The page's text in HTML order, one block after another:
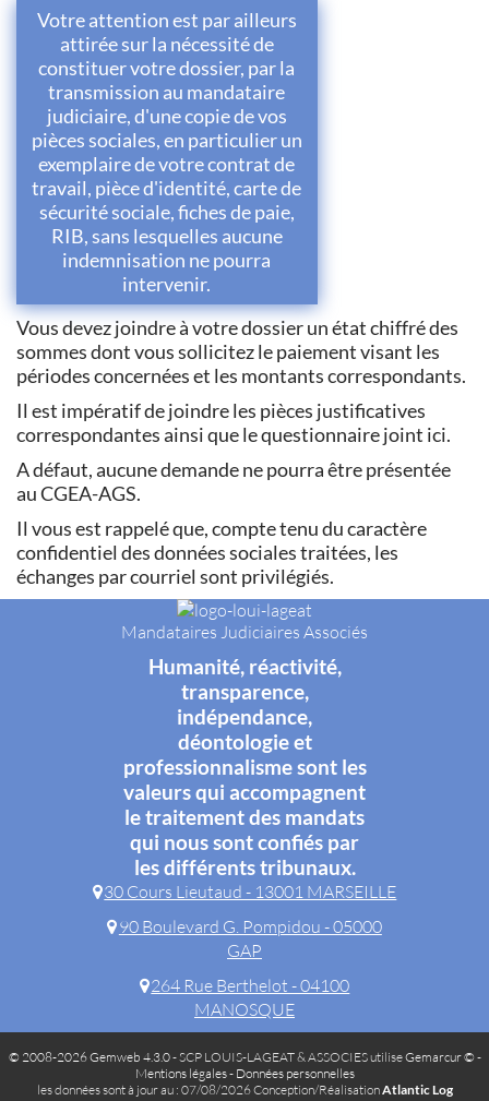
Votre attention est par ailleurs
attirée sur la nécessité de
constituer votre dossier, par la
transmission au mandataire
judiciaire, d'une copie de vos
pièces sociales, en particulier un
exemplaire de votre contrat de
travail, pièce d'identité, carte de
sécurité sociale, fiches de paie,
RIB, sans lesquelles aucune
indemnisation ne pourra
intervenir.
Vous devez joindre à votre dossier un état chiffré des
sommes dont vous sollicitez le paiement visant les
périodes concernées et les montants correspondants.
Il est impératif de joindre les pièces justificatives
correspondantes ainsi que le questionnaire joint ici.
A défaut, aucune demande ne pourra être présentée
au CGEA-AGS.
Il vous est rappelé que, compte tenu du caractère
confidentiel des données sociales traitées, les
échanges par courriel sont privilégiés.
Mandataires Judiciaires Associés
Humanité, réactivité,
transparence,
indépendance,
déontologie et
professionnalisme sont les
valeurs qui accompagnent
le traitement des mandats
qui nous sont confiés par
les différents tribunaux.
30 Cours Lieutaud - 13001 MARSEILLE
90 Boulevard G. Pompidou - 05000
GAP
264 Rue Berthelot - 04100
MANOSQUE
© 2008-2026 Gemweb 4.3.0- SCP LOUIS-LAGEAT & ASSOCIES utiliseGemarcur © -
Mentions légales- Données personnelles
les données sont à jour au : 07/08/2026 Conception/RéalisationAtlantic Log